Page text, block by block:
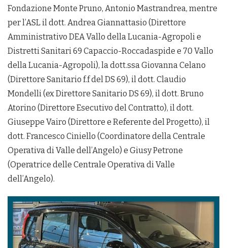
Fondazione Monte Pruno, Antonio Mastrandrea, mentre
per l’ASL il dott. Andrea Giannattasio (Direttore
Amministrativo DEA Vallo della Lucania-Agropoli e
Distretti Sanitari 69 Capaccio-Roccadaspide e 70 Vallo
della Lucania-Agropoli), la dott.ssa Giovanna Celano
(Direttore Sanitario f.f del DS 69), il dott. Claudio
Mondelli (ex Direttore Sanitario DS 69), il dott. Bruno
Atorino (Direttore Esecutivo del Contratto), il dott.
Giuseppe Vairo (Direttore e Referente del Progetto), il
dott. Francesco Ciniello (Coordinatore della Centrale
Operativa di Valle dell’Angelo) e Giusy Petrone
(Operatrice delle Centrale Operativa di Valle
dell’Angelo).